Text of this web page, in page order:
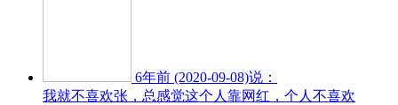
6年前 (2020-09-08)说：
我就不喜欢张，总感觉这个人靠网红，个人不喜欢